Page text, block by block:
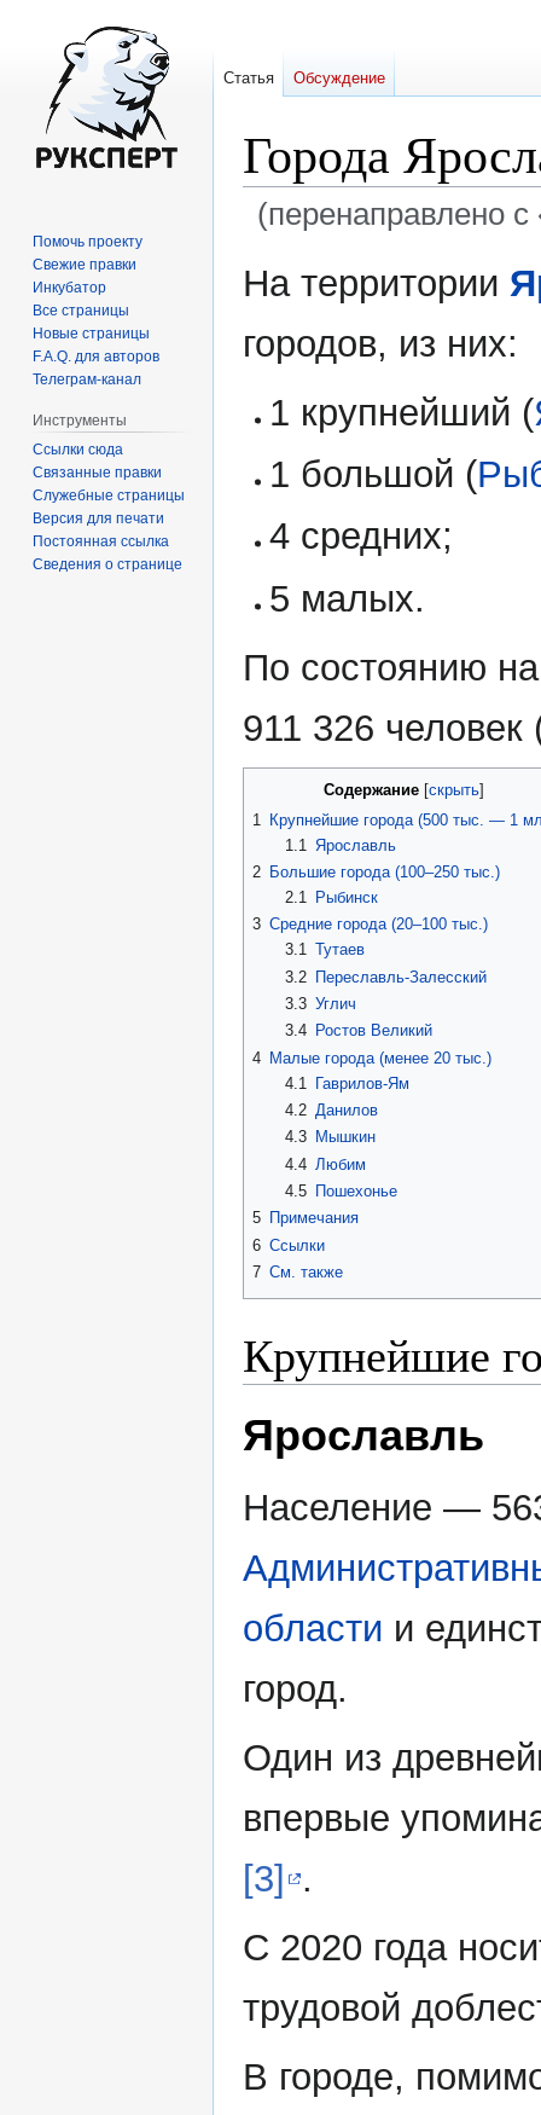
Города
(перенаправлено с
ккНа территории
городов, из них:
1 крупнейший (
1 большой (
4 средних;
5 малых.
По состоянию
911 326
Содержание
1
Крупнейшие города (500 тыс. — 1
1.1
Ярославль
2 Большие города (100–250 тыс.)
2.1
Рыбинск
3 Средние города (20–100 тыс.)
3.1 Тутаев
3.2
Переславль-Залесский
3.3 Углич
3.4
Ростов Великий
4 Малые города (менее 20 тыс.)
4.1
Гаврилов-Ям
4.2 Данилов
4.3
Мышкин
4.4 Любим
4.5
Пошехонье
5 Примечания
6 Ссылки
7 См. также
Крупнейшие
Ярославль
Население —
области и
город.
Один из
впервые
[3] .
С 2020 года
трудовой
В городе,
Статья Обсуждение
Помочь проекту
Свежие правки
Инкубатор
Все страницы
Новые страницы
F.A.Q. для авторов
Телеграм-канал
Инструменты
Ссылки сюда
Связанные правки
Служебные страницы
Версия для печати
Постоянная ссылка
Сведения о странице